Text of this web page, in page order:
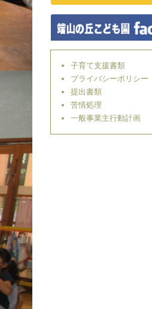
子育て支援書類
プライバシーポリシー
提出書類
苦情処理
一般事業主行動計画